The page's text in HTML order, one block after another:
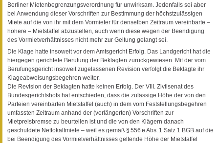
Berliner Mietenbegrenzungsverordnung für unwirksam. Jedenfalls sei aber
bei Anwendung dieser Vorschriften zur Bestimmung der höchstzulässigen
Miete auf die von ihr mit dem Vormieter für denselben Zeitraum vereinbarte –
höhere – Mietstaffel abzustellen, auch wenn diese wegen der Beendigung
des Vormietverhältnisses nicht mehr zur Geltung gelangt sei.
Die Klage hatte insoweit vor dem Amtsgericht Erfolg. Das Landgericht hat die
hiergegen gerichtete Berufung der Beklagten zurückgewiesen. Mit der vom
Berufungsgericht insoweit zugelassenen Revision verfolgt die Beklagte ihr
Klageabweisungsbegehren weiter.
Die Revision der Beklagten hatte keinen Erfolg. Der VIII. Zivilsenat des
Bundesgerichtshofs hat entschieden, dass die zulässige Höhe der von den
Parteien vereinbarten Mietstaffel (auch) in dem vom Feststellungsbegehren
umfassten Zeitraum anhand der (verlängerten) Vorschriften zur
Mietpreisbremse zu beurteilen ist und die von den Klägern danach
geschuldete Nettokaltmiete – weil es gemäß § 556 e Abs. 1 Satz 1 BGB auf die
bei Beendigung des Vormietverhältnisses geltende Höhe der Mietstaffel